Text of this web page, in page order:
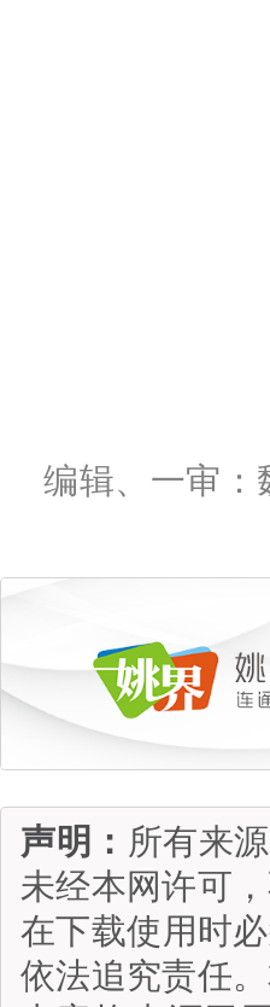
编辑、一审：
声明： 所有来
未经本网许可
在下载使用时
依法追究责任